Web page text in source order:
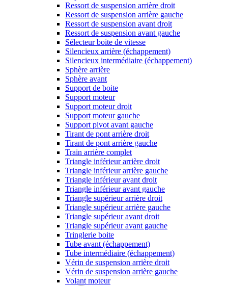
Ressort de suspension arrière droit
Ressort de suspension arrière gauche
Ressort de suspension avant droit
Ressort de suspension avant gauche
Sélecteur boite de vitesse
Silencieux arrière (échappement)
Silencieux intermédiaire (échappement)
Sphère arrière
Sphère avant
Support de boite
Support moteur
Support moteur droit
Support moteur gauche
Support pivot avant gauche
Tirant de pont arrière droit
Tirant de pont arrière gauche
Train arrière complet
Triangle inférieur arrière droit
Triangle inférieur arrière gauche
Triangle inférieur avant droit
Triangle inférieur avant gauche
Triangle supérieur arrière droit
Triangle supérieur arrière gauche
Triangle supérieur avant droit
Triangle supérieur avant gauche
Tringlerie boite
Tube avant (échappement)
Tube intermédiaire (échappement)
Vérin de suspension arrière droit
Vérin de suspension arrière gauche
Volant moteur